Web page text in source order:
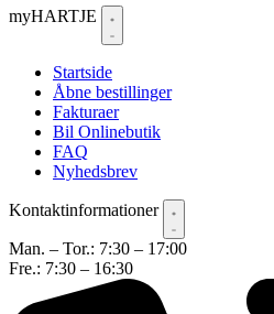
myHARTJE
Startside
Åbne bestillinger
Fakturaer
Bil Onlinebutik
FAQ
Nyhedsbrev
Kontaktinformationer
Man. – Tor.: 7:30 – 17:00
Fre.: 7:30 – 16:30